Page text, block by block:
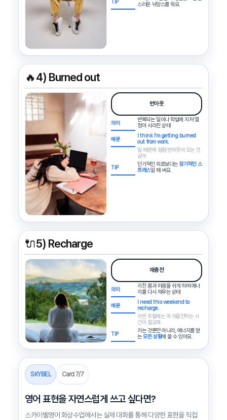
TIP
스러운 뉘앙스를 줘요.
🔥4) Burned out
번아웃
의미
반복되는 일이나 학업에 지쳐 열
정이 사라진 상태
예문
I think I’m getting burned
out from work.
일 때문에 점점 번아웃이 오는 것
같아.
TIP
단기적인 피로보다는 장기적인 스
트레스일 때 써요.
🔌5) Recharge
재충전
의미
지친 몸과 마음을 쉬게 하며 에너
지를 다시 채우는 상태
예문
I need this weekend to
recharge.
이번 주말에는 꼭 재충전하는 시
간이 필요해.
TIP
자는 것뿐만 아니라, 에너지를 얻
는모든 상황에 쓸 수 있어요.
SKYBEL Card 7/7
영어 표현을 자연스럽게 쓰고 싶다면?
스카이벨영어 화상수업에서는 실제 대화를 통해 다양한 표현을 직접